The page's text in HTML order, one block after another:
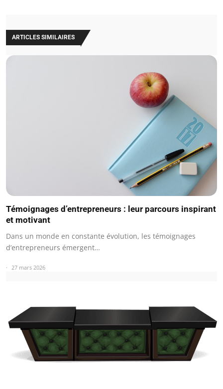
ARTICLES SIMILAIRES
Témoignages d’entrepreneurs : leur parcours inspirant
et motivant
Dans un monde en constante évolution, les témoignages
d’entrepreneurs émergent…
27 mars 2026